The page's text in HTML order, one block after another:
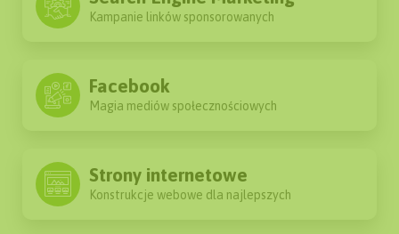
Kampanie linków sponsorowanych
Facebook
Magia mediów społecznościowych
Strony internetowe
Konstrukcje webowe dla najlepszych